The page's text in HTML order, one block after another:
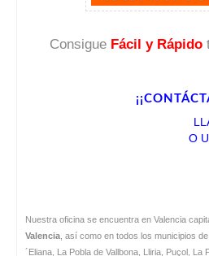
Consigue Fácil y Rápido
O
Nuestra oficina se encuentra en Valencia
Valencia , así como en todos los municipios
´Eliana, La Pobla de Vallbona, Lliria, Puçol,